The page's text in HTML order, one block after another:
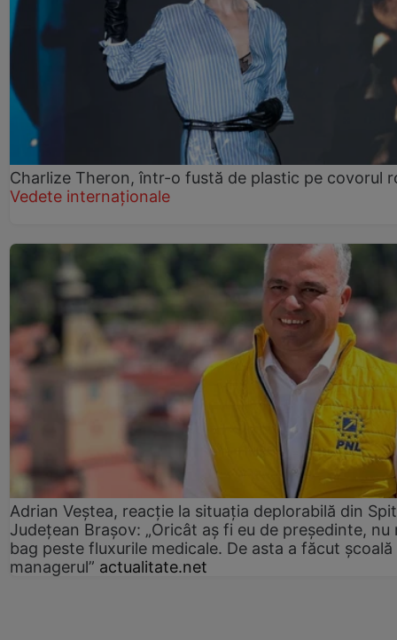
Charlize Theron, într-o fustă de plastic pe covorul
Vedete internaționale
Adrian Veștea, reacție la situația deplorabilă din
Județean Brașov: „Oricât aș fi eu de președinte, nu
bag peste fluxurile medicale. De asta a făcut școală
managerul” actualitate.net